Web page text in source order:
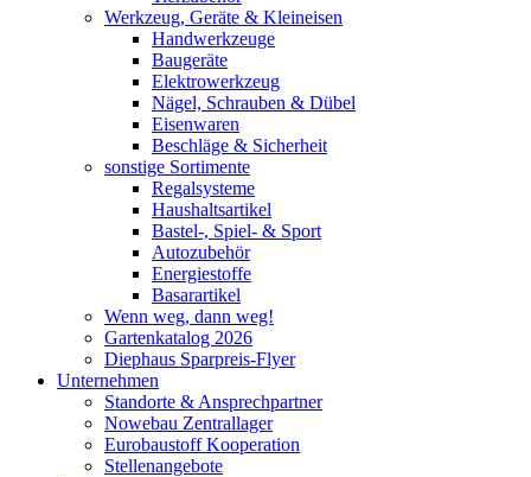
Werkzeug, Geräte & Kleineisen
Handwerkzeuge
Baugeräte
Elektrowerkzeug
Nägel, Schrauben & Dübel
Eisenwaren
Beschläge & Sicherheit
sonstige Sortimente
Regalsysteme
Haushaltsartikel
Bastel-, Spiel- & Sport
Autozubehör
Energiestoffe
Basarartikel
Wenn weg, dann weg!
Gartenkatalog 2026
Diephaus Sparpreis-Flyer
Unternehmen
Standorte & Ansprechpartner
Nowebau Zentrallager
Eurobaustoff Kooperation
Stellenangebote